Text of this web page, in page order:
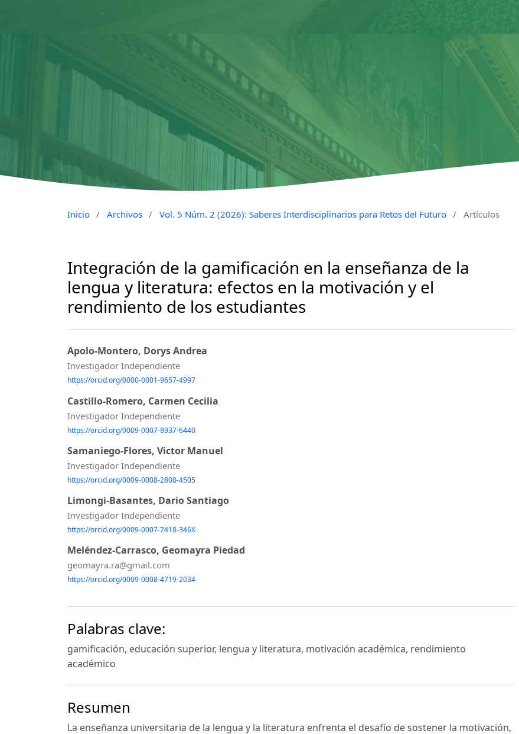
Inicio / Archivos / Vol. 5 Núm. 2 (2026): Saberes Interdisciplinarios para Retos del Futuro / Artículos
Integración de la gamificación en la enseñanza de la
lengua y literatura: efectos en la motivación y el
rendimiento de los estudiantes
Apolo-Montero, Dorys Andrea
Investigador Independiente
https://orcid.org/0000-0001-9657-4997
Castillo-Romero, Carmen Cecilia
Investigador Independiente
https://orcid.org/0009-0007-8937-6440
Samaniego-Flores, Victor Manuel
Investigador Independiente
https://orcid.org/0009-0008-2808-4505
Limongi-Basantes, Dario Santiago
Investigador Independiente
https://orcid.org/0009-0007-7418-346X
Meléndez-Carrasco, Geomayra Piedad
geomayra.ra@gmail.com
https://orcid.org/0009-0008-4719-2034
Palabras clave:
gamificación, educación superior, lengua y literatura, motivación académica, rendimiento
académico
Resumen
La enseñanza universitaria de la lengua y la literatura enfrenta el desafío de sostener la motivación,